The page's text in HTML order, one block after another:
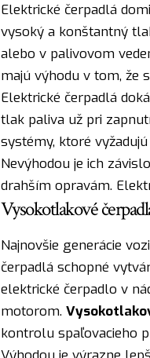
Elektrické čerpadlá
vysoký a konštantný
alebo v palivovom
majú výhodu v tom, že
Elektrické čerpadlá
tlak paliva už pri
systémy, ktoré
Nevýhodou je ich
drahším opravám.
Vysokotlakové
Najnovšie generácie
čerpadlá schopné
elektrické čerpadlo v
motorom.
kontrolu spaľovacieho